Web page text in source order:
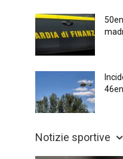
Notizie sportive